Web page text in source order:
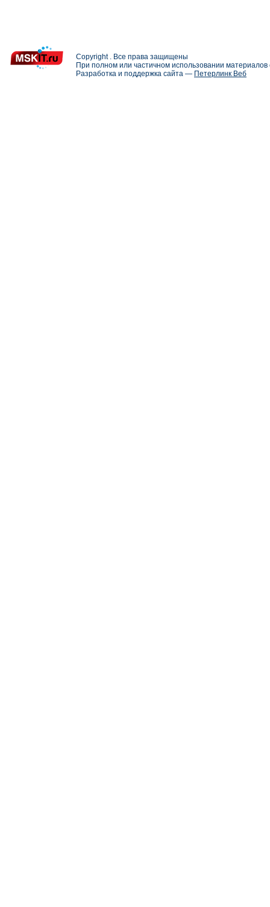
Copyright . Все права защищены
При полном или частичном использовании
Разработка и поддержка сайта — Петерлинк Веб